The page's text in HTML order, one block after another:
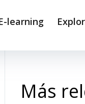
learning
Más